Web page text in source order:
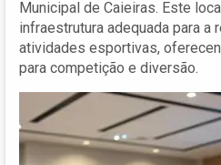
Municipal de Caieiras. Este
infraestrutura adequada para a
atividades esportivas,
para competição e diversão.